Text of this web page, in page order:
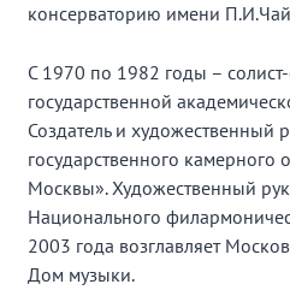
консерваторию имени
С 1970 по 1982 годы –
государственной
Создатель и художественный
государственного камерного
Москвы». Художественный
Национального
2003 года возглавляет
Дом музыки.